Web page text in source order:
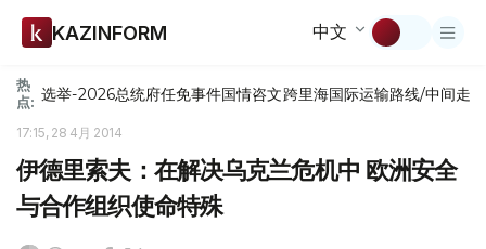
KAZINFORM 中文
热
点: 选举-2026总统府任免事件国情咨文跨里海国际运输路线/中间走廊
17:15, 28 4月 2014
伊德里索夫：在解决乌克兰危机中 欧洲安全
与合作组织使命特殊